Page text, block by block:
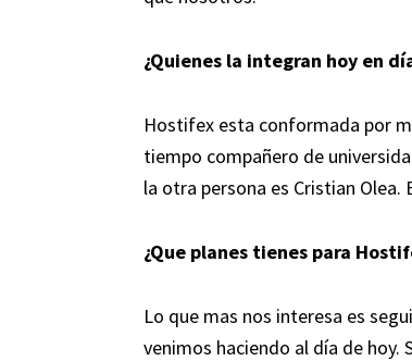
¿Quienes la integran hoy en
Hostifex esta conformada por
tiempo compañero de
la otra persona es Cristian
¿Que planes tienes para
Lo que mas nos interesa es
venimos haciendo al día de